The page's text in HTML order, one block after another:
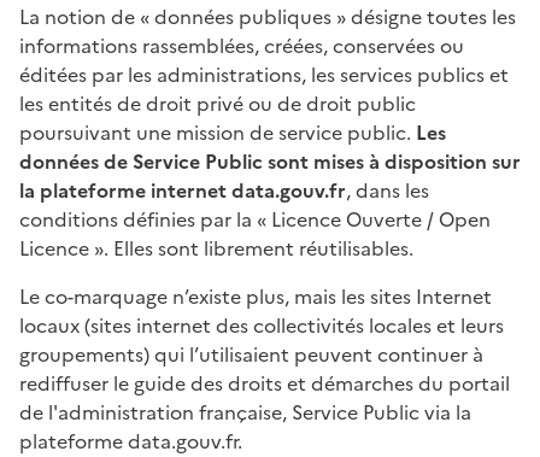
La notion de « données publiques » désigne toutes les
informations rassemblées, créées, conservées ou
éditées par les administrations, les services publics et
les entités de droit privé ou de droit public
poursuivant une mission de service public. Les
données de Service Public sont mises à disposition sur
la plateforme internet data.gouv.fr, dans les
conditions définies par la « Licence Ouverte / Open
Licence ». Elles sont librement réutilisables.
Le co-marquage n’existe plus, mais les sites Internet
locaux (sites internet des collectivités locales et leurs
groupements) qui l’utilisaient peuvent continuer à
rediffuser le guide des droits et démarches du portail
de l'administration française, Service Public via la
plateforme data.gouv.fr.